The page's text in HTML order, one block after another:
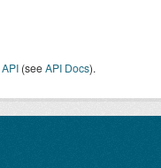
API (seeAPI Docs).